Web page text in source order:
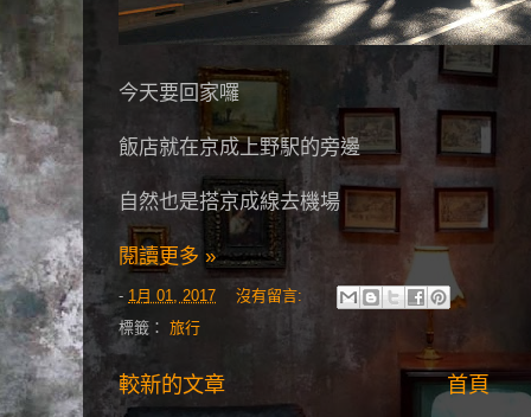
今天要回家囉
飯店就在京成上野駅的旁邊
自然也是搭京成線去機場
閱讀更多 »
- 1月 01, 2017
沒有留言:
標籤： 旅行
較新的文章 首頁